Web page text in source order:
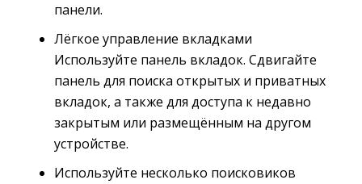
панели.
Лёгкое управление вкладками
Используйте панель вкладок. Сдвигайте
панель для поиска открытых и приватных
вкладок, а также для доступа к недавно
закрытым или размещённым на другом
устройстве.
Используйте несколько поисковиков